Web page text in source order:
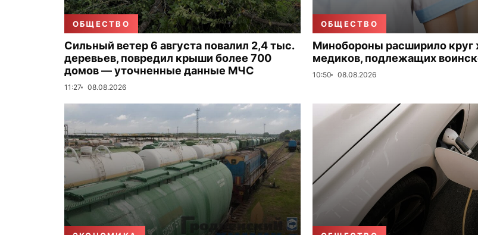
ОБЩЕСТВО
Сильный ветер 6 августа повалил 2,4 тыс.
деревьев, повредил крыши более 700
домов — уточненные данные МЧС
11:27 08.08.2026
ОБЩЕСТВО
Минобороны расширило
медиков, подлежащих
10:50 08.08.2026